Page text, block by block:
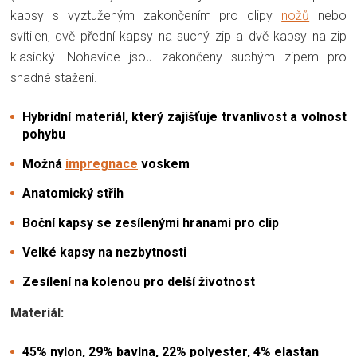
kapsy s vyztuženým zakončením pro clipy nožů nebo
svítilen, dvě přední kapsy na suchý zip a dvě kapsy na zip
klasický. Nohavice jsou zakončeny suchým zipem pro
snadné stažení.
Hybridní materiál, který zajišťuje trvanlivost a volnost
pohybu
Možná impregnace voskem
Anatomický střih
Boční kapsy se zesílenými hranami pro clip
Velké kapsy na nezbytnosti
Zesílení na kolenou pro delší životnost
Materiál:
45% nylon, 29% bavlna, 22% polyester, 4% elastan